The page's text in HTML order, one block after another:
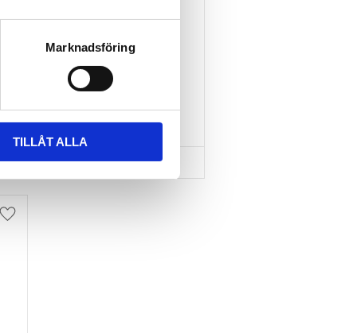
Marknadsföring
TILLÅT ALLA
SPÅRSADAPTER 20X24
Nytt takräcke, nya fästen
till takboxen?
Lägg till i favoriter